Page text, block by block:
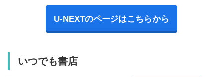
U-NEXTのページはこちらから
いつでも書店